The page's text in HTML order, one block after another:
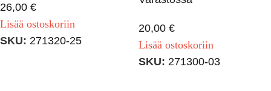
26,00 €
Lisää ostoskoriin
SKU: 271320-25
20,00 €
Lisää ostoskoriin
SKU: 271300-03